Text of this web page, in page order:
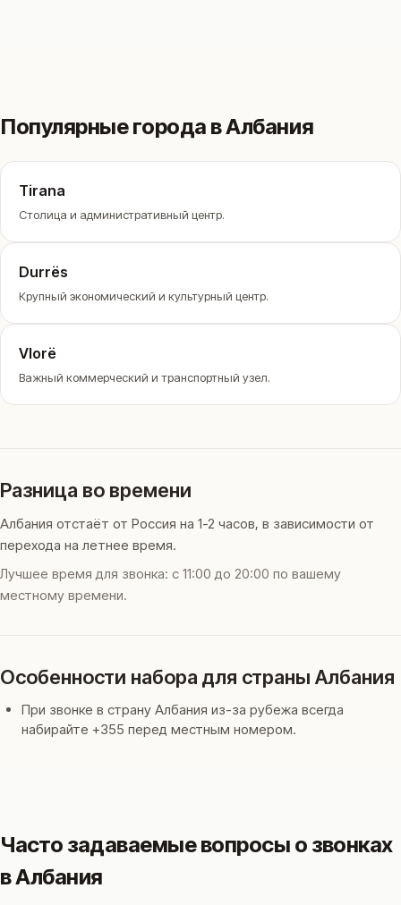
Популярные города в Албания
Tirana
Столица и административный центр.
Durrës
Крупный экономический и культурный центр.
Vlorë
Важный коммерческий и транспортный узел.
Разница во времени
Албания отстаёт от Россия на 1-2 часов, в зависимости от
перехода на летнее время.
Лучшее время для звонка: с 11:00 до 20:00 по вашему
местному времени.
Особенности набора для страны Албания
При звонке в страну Албания из-за рубежа всегда
набирайте +355 перед местным номером.
Часто задаваемые вопросы о звонках
в Албания